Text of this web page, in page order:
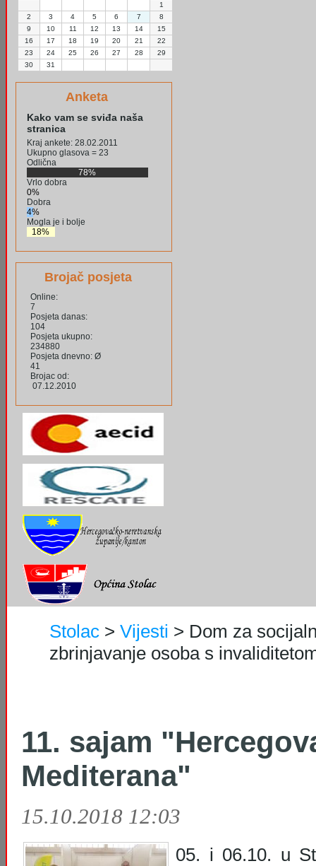
1
2
3 4 5 6 7
8
9
10 11 12 13 14
15
16
17 18 19 20 21
22
23
24 25 26 27 28
29
30
31
Anketa
Kako vam se sviđa naša
stranica
Kraj ankete: 28.02.2011
Ukupno glasova = 23
Odlična
78%
Vrlo dobra
0%
Dobra
4%
Mogla je i bolje
18%
Brojač posjeta
Online:
7
Posjeta danas:
104
Posjeta ukupno:
234880
Posjeta dnevno: Ø
41
Brojac od:
07.12.2010
Stolac > Vijesti > Dom za
zbrinjavanje osoba s
11. sajam
Mediterana"
15.10.2018 12:03
05. i 06.10. u